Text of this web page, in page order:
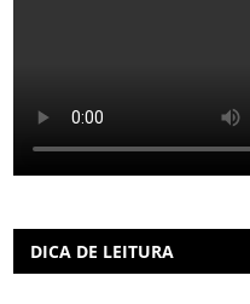
DICA DE LEITURA